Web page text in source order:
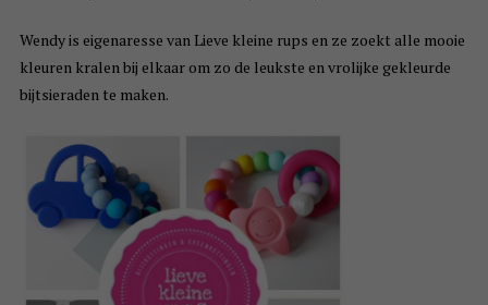
Wendy is eigenaresse van Lieve kleine rups en ze zoekt alle mooie
kleuren kralen bij elkaar om zo de leukste en vrolijke gekleurde
bijtsieraden te maken.